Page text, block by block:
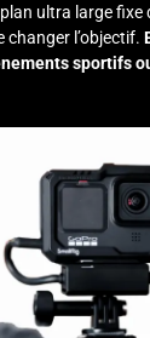
ultra large fixe
changer l’objectif.
sportifs